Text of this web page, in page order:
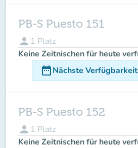
PB-S Puesto 151
person 1 Platz
Keine Zeitnischen für heute
date_rangeNächste Verfügbarkeit
PB-S Puesto 152
person 1 Platz
Keine Zeitnischen für heute